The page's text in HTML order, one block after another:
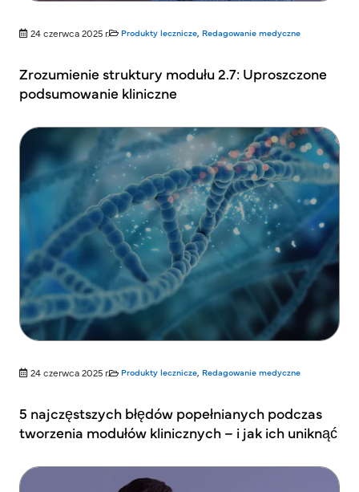
24 czerwca 2025 r. Produkty lecznicze Redagowanie medyczne
Zrozumienie struktury modułu 2.7: Uproszczone
podsumowanie kliniczne
24 czerwca 2025 r. Produkty lecznicze, Redagowanie medyczne
5 najczęstszych błędów popełnianych podczas
tworzenia modułów klinicznych – i jak ich uniknąć